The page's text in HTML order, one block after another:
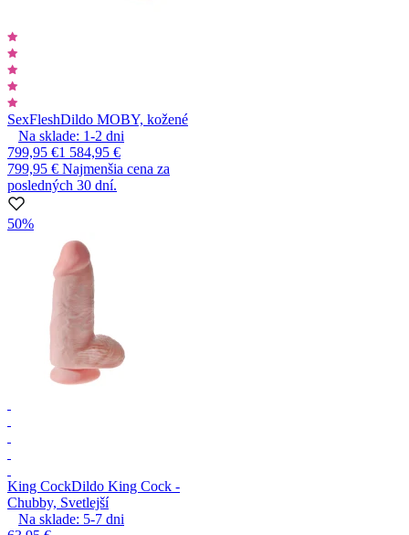
SexFleshDildo MOBY, kožené
Na sklade: 1-2 dni
799,95 €1 584,95 €
799,95 € Najmenšia cena za
posledných 30 dní.
50%
King CockDildo King Cock -
Chubby, Svetlejší
Na sklade: 5-7 dni